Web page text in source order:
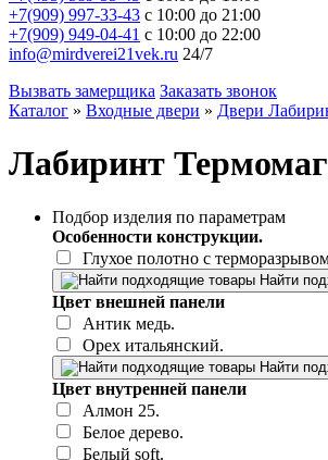
+7(909) 997-33-43 с 10:00 до 21:00
+7(909) 949-04-41 с 10:00 до 22:00
info@mirdverei21vek.ru 24/7
Вызвать замерщика Заказать звонок
Каталог » Входные двери » Двери
Лабиринт
Подбор изделия по параметрам
Особенности конструкции.
Глухое полотно с
Найти
Цвет внешней панели
Антик медь.
Орех итальянский.
Найти
Цвет внутренней панели
Алмон 25.
Белое дерево.
Белый soft.